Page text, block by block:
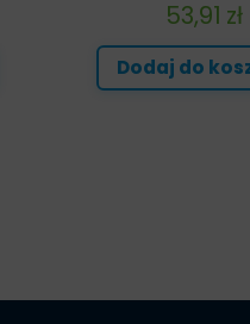
53,91 zł
Dodaj do